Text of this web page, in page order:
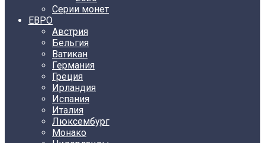
Серии монет
ЕВРО
Австрия
Бельгия
Ватикан
Германия
Греция
Ирландия
Испания
Италия
Люксембург
Монако